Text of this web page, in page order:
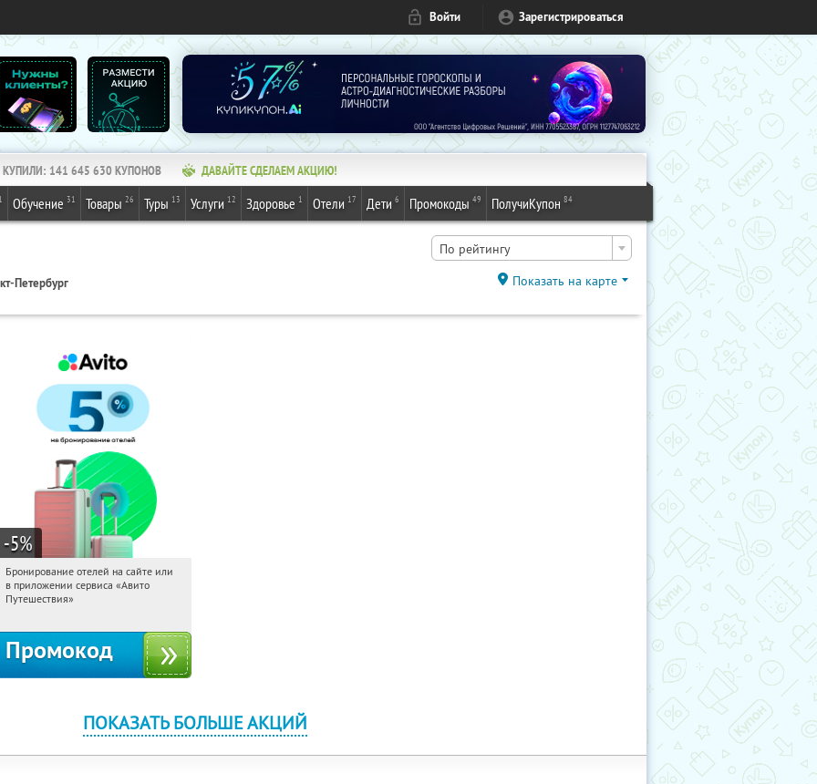
Войти Зарегистрироваться
КУПИЛИ: 141 645 630КУПОНОВ ДАВАЙТЕ СДЕЛАЕМ АКЦИЮ!
1 Обучение 31 Товары 26 Туры 13 Услуги 12 Здоровье 1 Отели 17 Дети 6 Промокоды 49 ПолучиКупон 84
По рейтингу
Петербург Показать на карте
-5%
06:56:57
Получи первым!
Россия
Бронирование отелей на сайте или
в приложении сервиса «Авито
Путешествия»
Промокод
ПОКАЗАТЬ БОЛЬШЕ АКЦИЙ